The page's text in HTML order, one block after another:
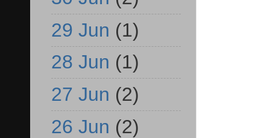
29 Jun (1)
28 Jun (1)
27 Jun (2)
26 Jun (2)